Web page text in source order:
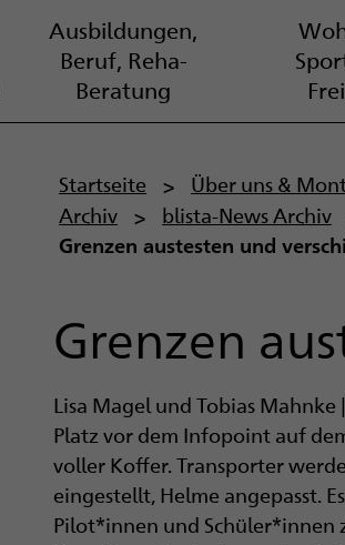
Ausbildungen,
Beruf, Reha-
Beratung
P
f
d
n
a
v
i
Startseite Über uns &
Archiv
blista-News Archiv
Grenzen austesten und
Grenzen
Lisa Magel und Tobias Mahnke
Platz vor dem Infopoint auf
voller Koffer. Transporter
eingestellt, Helme angepasst.
Pilot*innen und Schüler*innen